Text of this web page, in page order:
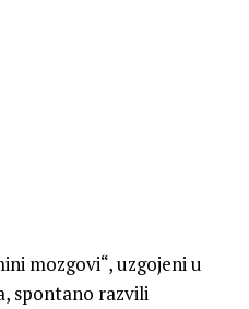
mozgovi“, uzgojeni u
spontano razvili